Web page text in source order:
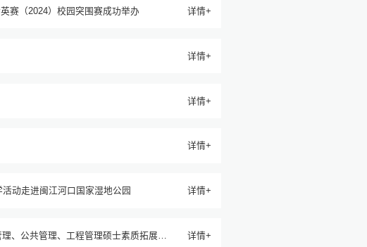
赛（2024）校园突围赛成功举办 详情+
详情+
详情+
详情+
学活动走进闽江河口国家湿地公园 详情+
、公共管理、工程管理硕士素质拓展教 详情+